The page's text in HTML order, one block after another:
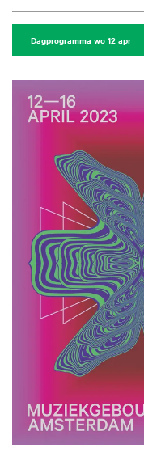
Dagprogramma wo 12 apr